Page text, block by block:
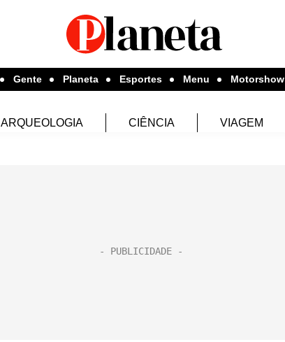
Gente Planeta Esportes Menu Motorshow
ARQUEOLOGIA CIÊNCIA VIAGEM